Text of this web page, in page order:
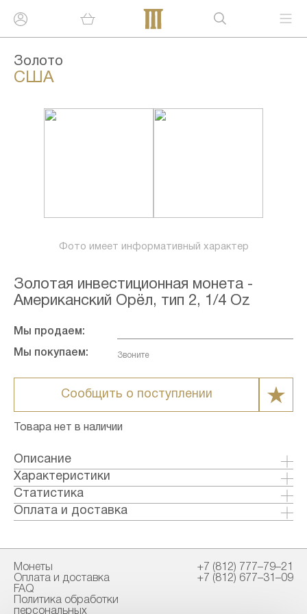
Золото
США
Фото имеет информативный характер
Золотая инвестиционная монета -
Американский Орёл, тип 2, 1/4 Oz
Мы продаем:
Мы покупаем: Звоните
Сообщить о поступлении
Товара нет в наличии
Описание
Характеристики
Металл: Золото
Страна: США
Годы выпуска: 2021
Вес общий гр.: 8.48
Вес чистый гр.: 7.78
Диаметр: 22
Статистика
Оплата и доставка
Наличными в офисе
Способы доставки:
Монеты
Оплата и доставка
FAQ
Политика обработки
персональных
+7 (812) 777–79–21
+7 (812) 677–31–09